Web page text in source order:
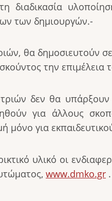
των δημιουργών.-
θα δημοσιευτούν
την επιμέλεια
δεν θα
για άλλους
μόνο για
υλικό οι
www.dmko.gr .